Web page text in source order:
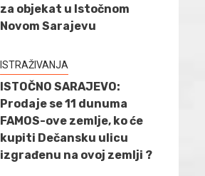
za objekat u Istočnom
Novom Sarajevu
ISTRAŽIVANJA
ISTOČNO SARAJEVO:
Prodaje se 11 dunuma
FAMOS-ove zemlje, ko će
kupiti Dečansku ulicu
izgrađenu na ovoj zemlji ?